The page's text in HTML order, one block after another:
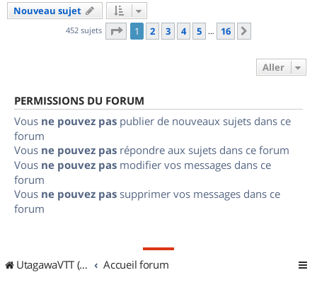
Nouveau sujet
452 sujets Page 1sur
1 2 3 4 5 … 16
Aller
PERMISSIONS DU FORUM
Vous ne pouvez pas publier de nouveaux sujets dans ce
forum
Vous ne pouvez pas répondre aux sujets dans ce forum
Vous ne pouvez pas modifier vos messages dans ce
forum
Vous ne pouvez pas supprimer vos messages dans ce
forum
UtagawaVTT (Randos VTT et VTTAE avec traces GPS) Accueil forum